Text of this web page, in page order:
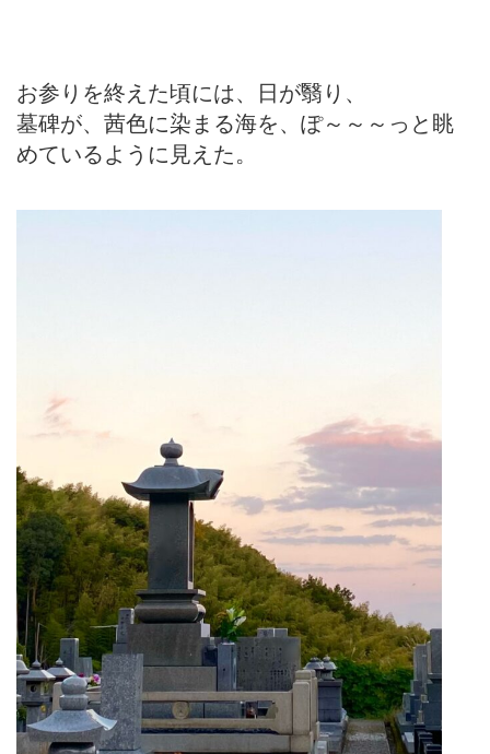
お参りを終えた頃には、日が翳り、
墓碑が、茜色に染まる海を、ぽ～～～っと眺
めているように見えた。